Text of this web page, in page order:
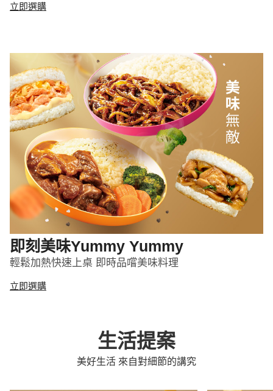
立即選購
即刻美味Yummy Yummy
輕鬆加熱快速上桌 即時品嚐美味料理
立即選購
生活提案
美好生活 來自對細節的講究